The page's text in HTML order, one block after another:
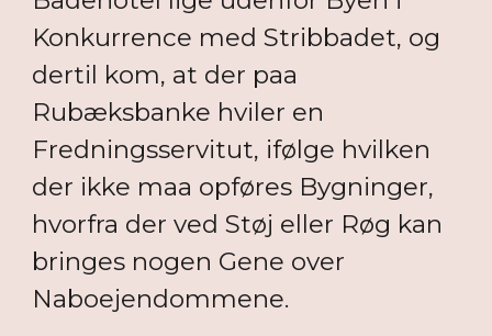
Konkurrence med Stribbadet, og
dertil kom, at der paa
Rubæksbanke hviler en
Fredningsservitut, ifølge hvilken
der ikke maa opføres Bygninger,
hvorfra der ved Støj eller Røg kan
bringes nogen Gene over
Naboejendommene.